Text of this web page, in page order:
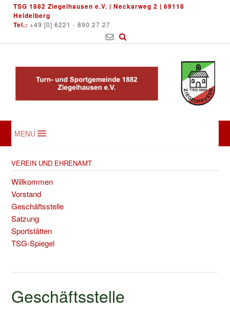
Skip
content
TSG 1882 Ziegelhausen e.V. | Neckarweg 2 | 69118
Heidelberg
Tel.: +49 [0] 6221 - 890 27 27
MENU
VEREIN UND EHRENAMT
Willkommen
Vorstand
Geschäftsstelle
Satzung
Sportstätten
TSG-Spiegel
Geschäftsstelle